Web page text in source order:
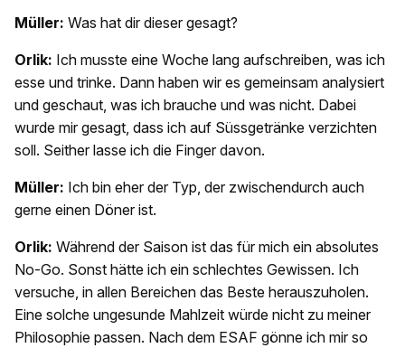
Müller: Was hat dir dieser gesagt?
Orlik: Ich musste eine Woche lang aufschreiben, was ich
esse und trinke. Dann haben wir es gemeinsam analysiert
und geschaut, was ich brauche und was nicht. Dabei
wurde mir gesagt, dass ich auf Süssgetränke verzichten
soll. Seither lasse ich die Finger davon.
Müller: Ich bin eher der Typ, der zwischendurch auch
gerne einen Döner ist.
Orlik: Während der Saison ist das für mich ein absolutes
No-Go. Sonst hätte ich ein schlechtes Gewissen. Ich
versuche, in allen Bereichen das Beste herauszuholen.
Eine solche ungesunde Mahlzeit würde nicht zu meiner
Philosophie passen. Nach dem ESAF gönne ich mir so